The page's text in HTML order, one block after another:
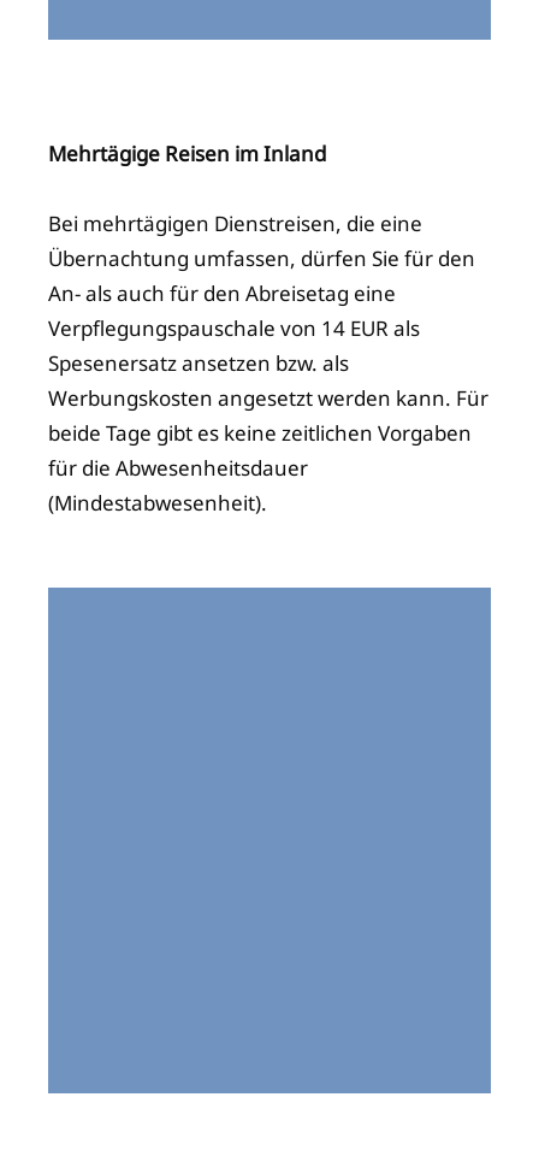
Mehrtägige Reisen im Inland
Bei mehrtägigen Dienstreisen, die eine
Übernachtung umfassen, dürfen Sie für den
An- als auch für den Abreisetag eine
Verpflegungspauschale von 14 EUR als
Spesenersatz ansetzen bzw. als
Werbungskosten angesetzt werden kann. Für
beide Tage gibt es keine zeitlichen Vorgaben
für die Abwesenheitsdauer
(Mindestabwesenheit).